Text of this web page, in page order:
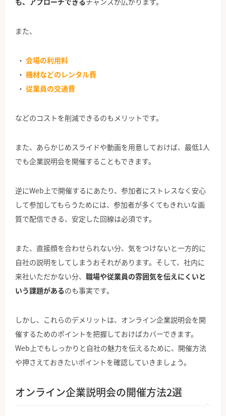
また、
会場の利用料
機材などのレンタル費
従業員の交通費
などのコストを削減できるのもメリットです。
また、あらかじめスライドや動画を用意しておけば、最低1人
でも企業説明会を開催することもできます。
逆にWeb上で開催するにあたり、参加者にストレスなく安心
して参加してもらうためには、参加者が多くてもきれいな画
質で配信できる、安定した回線は必須です。
また、直接顔を合わせられない分、気をつけないと一方的に
自社の説明をしてしまうおそれがあります。そして、社内に
来社いただかない分、 職場や従業員の雰囲気を伝えにくいと
いう課題があるのも事実です。
しかし、これらのデメリットは、オンライン企業説明会を開
催するためのポイントを把握しておけばカバーできます。
Web上でもしっかりと自社の魅力を伝えるために、開催方法
や押さえておきたいポイントを確認していきましょう。
オンライン企業説明会の開催方法2選